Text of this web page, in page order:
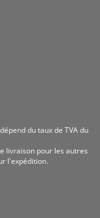
du taux de TVA du
livraison pour les autres
l'expédition.